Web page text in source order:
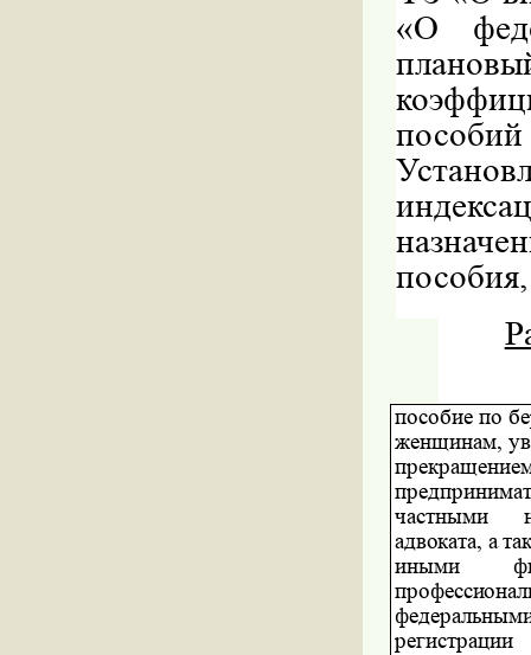
«О
пособие по
женщинам,
частными
адвоката, а
иными
регистрации